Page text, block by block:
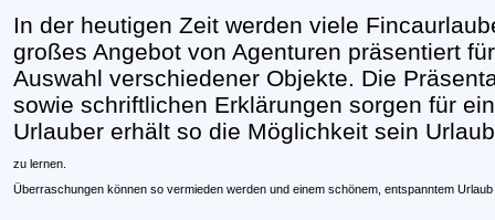
In der heutigen Zeit werden viele
großes Angebot von Agenturen präsentiert
Auswahl verschiedener Objekte. Die
sowie schriftlichen Erklärungen sorgen für
Urlauber erhält so die Möglichkeit sein
zu lernen.
Überraschungen können so vermieden werden und einem schönem, entspanntem